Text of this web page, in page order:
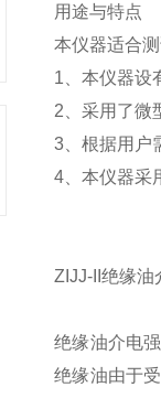
用途与特点
本仪器适合
1、本仪器设
2、采用了微
3、根据用户
4、本仪器采
ZIJJ-II绝缘油
绝缘油介电
绝缘油由于